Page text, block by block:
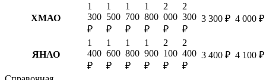
ХМАО
1
300
₽
1
500
₽
1
700
₽
1
800
₽
2
000
₽
2
300
₽
3 300 ₽ 4 000 ₽
ЯНАО
1
400
₽
1
600
₽
1
800
₽
1
900
₽
2
100
₽
2
400
₽
3 400 ₽ 4 100 ₽